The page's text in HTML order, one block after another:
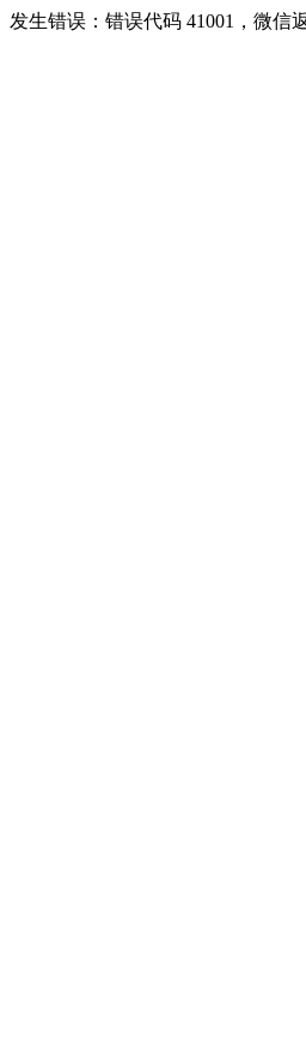
发生错误：错误代码 41001，微信